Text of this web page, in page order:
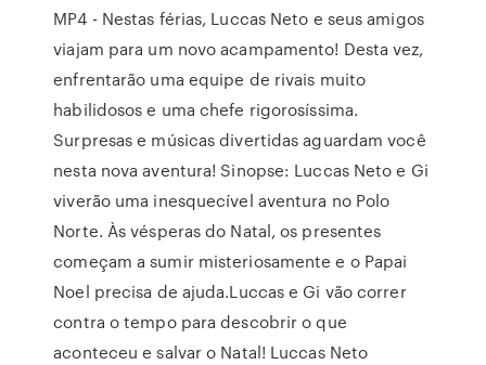
MP4 - Nestas férias, Luccas Neto e seus amigos
viajam para um novo acampamento! Desta vez,
enfrentarão uma equipe de rivais muito
habilidosos e uma chefe rigorosíssima.
Surpresas e músicas divertidas aguardam você
nesta nova aventura! Sinopse: Luccas Neto e Gi
viverão uma inesquecível aventura no Polo
Norte. Às vésperas do Natal, os presentes
começam a sumir misteriosamente e o Papai
Noel precisa de ajuda.Luccas e Gi vão correr
contra o tempo para descobrir o que
aconteceu e salvar o Natal! Luccas Neto